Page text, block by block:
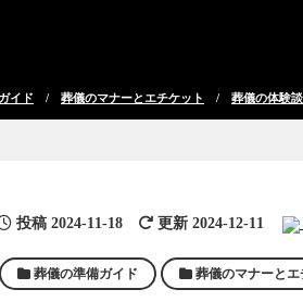
イド / 葬儀のマナーとエチケット / 葬儀の体験談
投稿 2024-11-18 更新 2024-12-11
葬儀の準備ガイド 葬儀のマナーとエ